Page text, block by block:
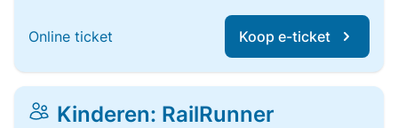
Online ticket Koop e-ticket
Kinderen: RailRunner